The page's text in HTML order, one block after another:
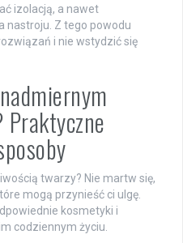
izolacją, a nawet
nastroju. Z tego powodu
i nie wstydzić się
twarzy? Nie martw się,
mogą przynieść ci ulgę.
kosmetyki i
codziennym życiu.